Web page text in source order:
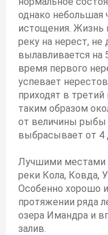
однако небольшая
истощения. Жизнь
реку на нерест, не
вылавливается на
время первого
успевает
приходят в
таким образом
от величины рыбы
выбрасывает от 4
Лучшими местами
реки Кола, Ковда,
Особенно хорошо
протяжении ряда
озера Имандра и
залив.